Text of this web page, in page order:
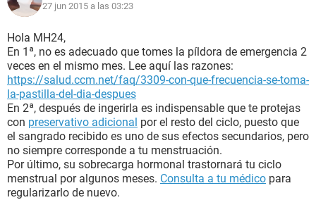
27 jun 2015 a las 03:23
Hola MH24,
En 1ª, no es adecuado que tomes la píldora de emergencia 2
veces en el mismo mes. Lee aquí las razones:
https://salud.ccm.net/faq/3309-con-que-frecuencia-se-toma-
la-pastilla-del-dia-despues
En 2ª, después de ingerirla es indispensable que te protejas
con preservativo adicional por el resto del ciclo, puesto que
el sangrado recibido es uno de sus efectos secundarios, pero
no siempre corresponde a tu menstruación.
Por último, su sobrecarga hormonal trastornará tu ciclo
menstrual por algunos meses. Consulta a tu médico para
regularizarlo de nuevo.